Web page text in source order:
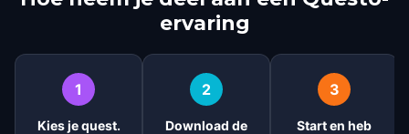
ervaring
1
Kies je quest.
2
Download de
3
Start en heb